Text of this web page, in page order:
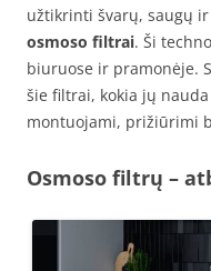
užtikrinti švarų, saugų
osmoso filtrai. Ši
biuruose ir pramonėje.
šie filtrai, kokia jų
montuojami, prižiūrimi
Osmoso filtrų –